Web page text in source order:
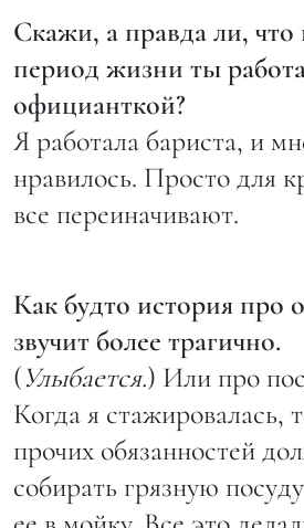
Скажи, а правда ли, что
период жизни ты
официанткой?
Я работала бариста, и
нравилось. Просто для
все переиначивают.
Как будто история про
звучит более трагично.
(Улыбается.) Или про
Когда я стажировалась,
прочих обязанностей
собирать грязную